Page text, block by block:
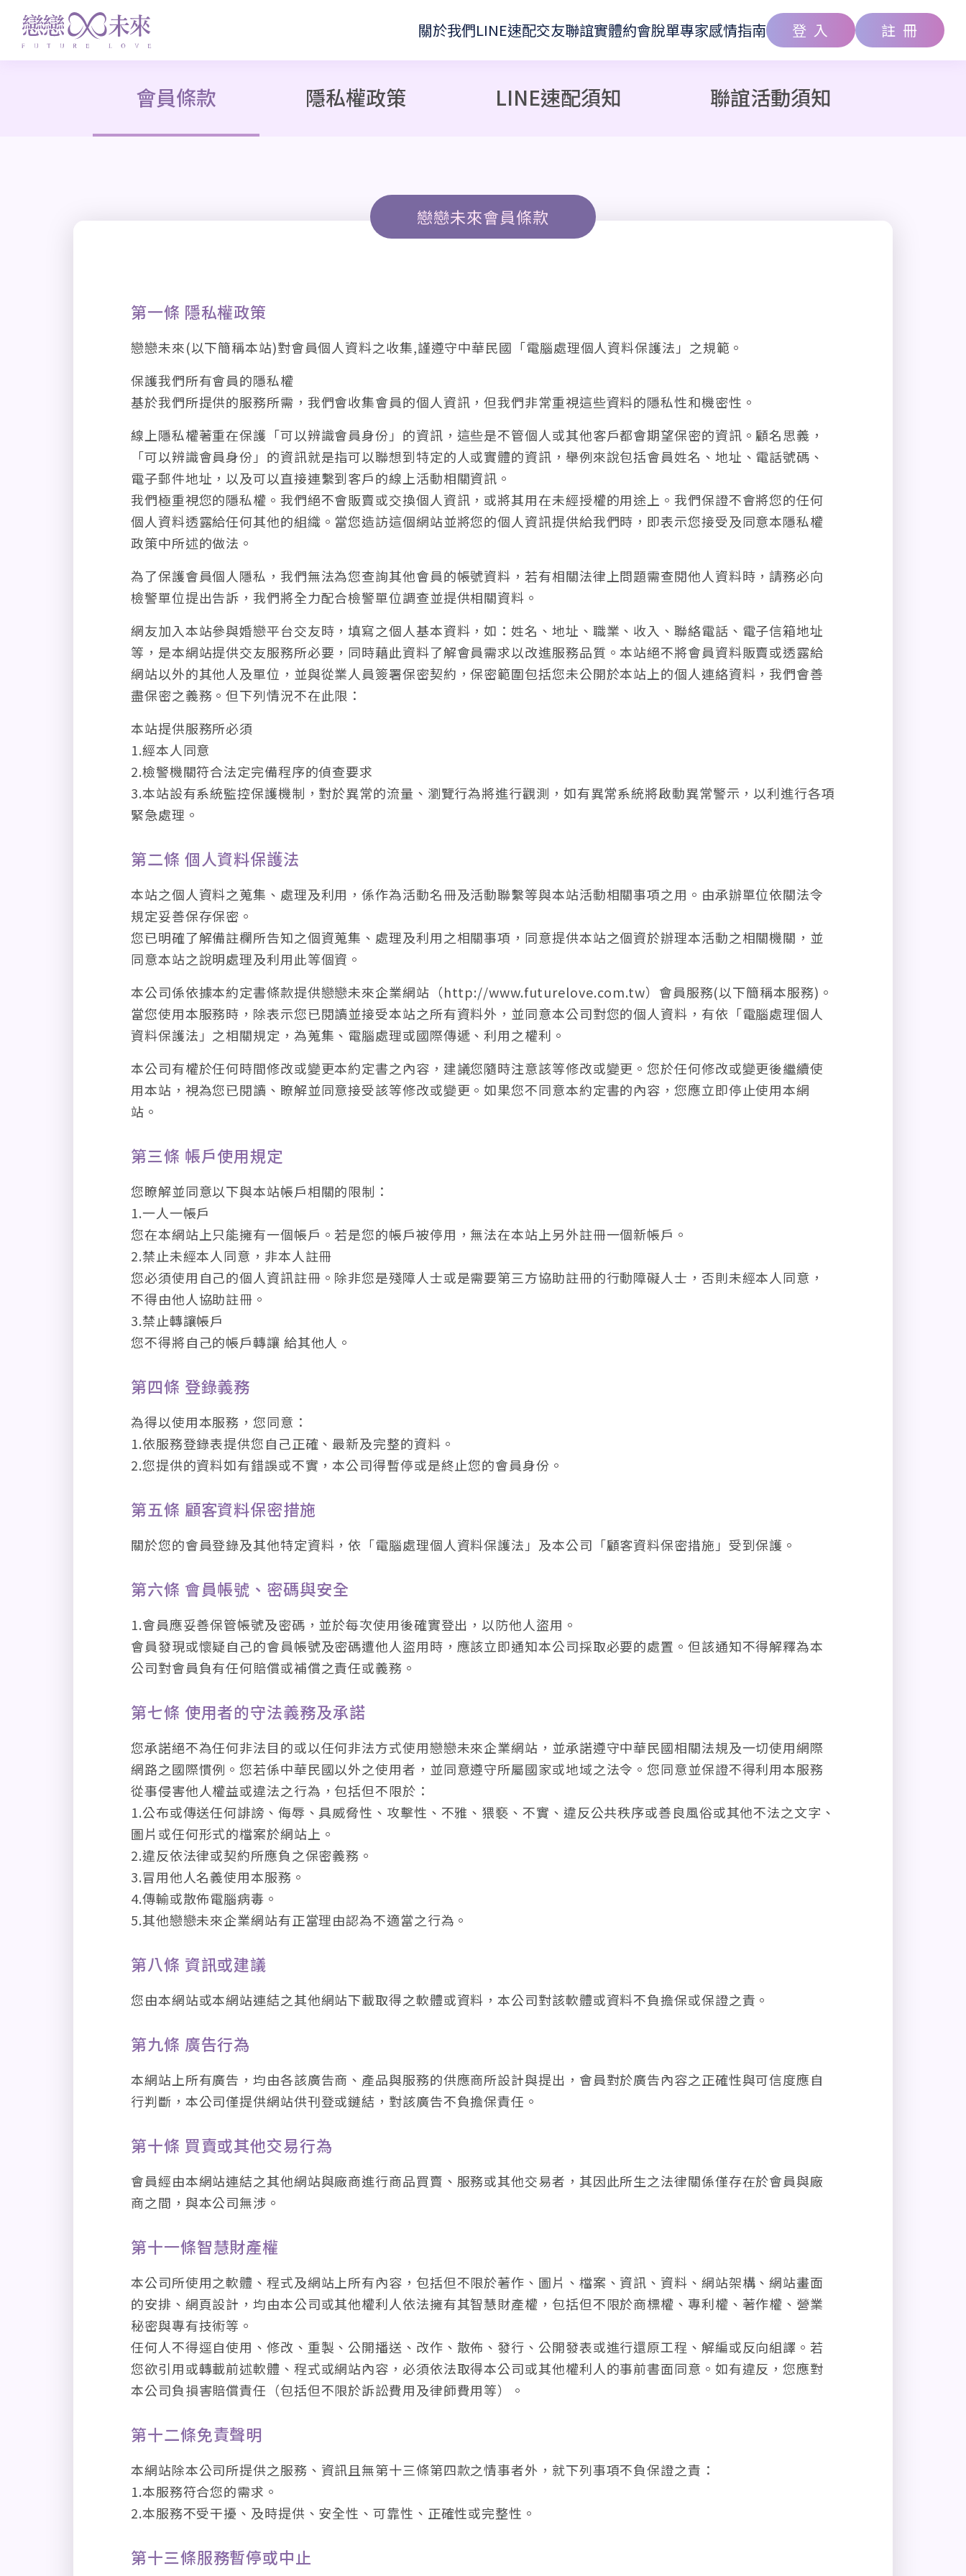
關於我們LINE速配交友聯誼實體約會脫單專家感情指南 登 入 註 冊
會員條款 隱私權政策 LINE速配須知 聯誼活動須知
戀戀未來會員條款
第一條 隱私權政策
戀戀未來(以下簡稱本站)對會員個人資料之收集,謹遵守中華民國「電腦處理個人資料保護法」之規範。
保護我們所有會員的隱私權
基於我們所提供的服務所需，我們會收集會員的個人資訊，但我們非常重視這些資料的隱私性和機密性。
線上隱私權著重在保護「可以辨識會員身份」的資訊，這些是不管個人或其他客戶都會期望保密的資訊。顧名思義，
「可以辨識會員身份」的資訊就是指可以聯想到特定的人或實體的資訊，舉例來說包括會員姓名、地址、電話號碼、
電子郵件地址，以及可以直接連繫到客戶的線上活動相關資訊。
我們極重視您的隱私權。我們絕不會販賣或交換個人資訊，或將其用在未經授權的用途上。我們保證不會將您的任何
個人資料透露給任何其他的組織。當您造訪這個網站並將您的個人資訊提供給我們時，即表示您接受及同意本隱私權
政策中所述的做法。
為了保護會員個人隱私，我們無法為您查詢其他會員的帳號資料，若有相關法律上問題需查閱他人資料時，請務必向
檢警單位提出告訴，我們將全力配合檢警單位調查並提供相關資料。
網友加入本站參與婚戀平台交友時，填寫之個人基本資料，如：姓名、地址、職業、收入、聯絡電話、電子信箱地址
等，是本網站提供交友服務所必要，同時藉此資料了解會員需求以改進服務品質。本站絕不將會員資料販賣或透露給
網站以外的其他人及單位，並與從業人員簽署保密契約，保密範圍包括您未公開於本站上的個人連絡資料，我們會善
盡保密之義務。但下列情況不在此限：
本站提供服務所必須
1.經本人同意
2.檢警機關符合法定完備程序的偵查要求
3.本站設有系統監控保護機制，對於異常的流量、瀏覽行為將進行觀測，如有異常系統將啟動異常警示，以利進行各項
緊急處理。
第二條 個人資料保護法
本站之個人資料之蒐集、處理及利用，係作為活動名冊及活動聯繫等與本站活動相關事項之用。由承辦單位依關法令
規定妥善保存保密。
您已明確了解備註欄所告知之個資蒐集、處理及利用之相關事項，同意提供本站之個資於辦理本活動之相關機關，並
同意本站之說明處理及利用此等個資。
本公司係依據本約定書條款提供戀戀未來企業網站（http://www.futurelove.com.tw）會員服務(以下簡稱本服務)。
當您使用本服務時，除表示您已閱讀並接受本站之所有資料外，並同意本公司對您的個人資料，有依「電腦處理個人
資料保護法」之相關規定，為蒐集、電腦處理或國際傳遞、利用之權利。
本公司有權於任何時間修改或變更本約定書之內容，建議您隨時注意該等修改或變更。您於任何修改或變更後繼續使
用本站，視為您已閱讀、瞭解並同意接受該等修改或變更。如果您不同意本約定書的內容，您應立即停止使用本網
站。
第三條 帳戶使用規定
您瞭解並同意以下與本站帳戶相關的限制：
1.一人一帳戶
您在本網站上只能擁有一個帳戶。若是您的帳戶被停用，無法在本站上另外註冊一個新帳戶。
2.禁止未經本人同意，非本人註冊
您必須使用自己的個人資訊註冊。除非您是殘障人士或是需要第三方協助註冊的行動障礙人士，否則未經本人同意，
不得由他人協助註冊。
3.禁止轉讓帳戶
您不得將自己的帳戶轉讓 給其他人。
第四條 登錄義務
為得以使用本服務，您同意：
1.依服務登錄表提供您自己正確、最新及完整的資料。
2.您提供的資料如有錯誤或不實，本公司得暫停或是終止您的會員身份。
第五條 顧客資料保密措施
關於您的會員登錄及其他特定資料，依「電腦處理個人資料保護法」及本公司「顧客資料保密措施」受到保護。
第六條 會員帳號、密碼與安全
1.會員應妥善保管帳號及密碼，並於每次使用後確實登出，以防他人盜用。
會員發現或懷疑自己的會員帳號及密碼遭他人盜用時，應該立即通知本公司採取必要的處置。但該通知不得解釋為本
公司對會員負有任何賠償或補償之責任或義務。
第七條 使用者的守法義務及承諾
您承諾絕不為任何非法目的或以任何非法方式使用戀戀未來企業網站，並承諾遵守中華民國相關法規及一切使用網際
網路之國際慣例。您若係中華民國以外之使用者，並同意遵守所屬國家或地域之法令。您同意並保證不得利用本服務
從事侵害他人權益或違法之行為，包括但不限於：
1.公布或傳送任何誹謗、侮辱、具威脅性、攻擊性、不雅、猥褻、不實、違反公共秩序或善良風俗或其他不法之文字、
圖片或任何形式的檔案於網站上。
2.違反依法律或契約所應負之保密義務。
3.冒用他人名義使用本服務。
4.傳輸或散佈電腦病毒。
5.其他戀戀未來企業網站有正當理由認為不適當之行為。
第八條 資訊或建議
您由本網站或本網站連結之其他網站下載取得之軟體或資料，本公司對該軟體或資料不負擔保或保證之責。
第九條 廣告行為
本網站上所有廣告，均由各該廣告商、產品與服務的供應商所設計與提出，會員對於廣告內容之正確性與可信度應自
行判斷，本公司僅提供網站供刊登或鏈結，對該廣告不負擔保責任。
第十條 買賣或其他交易行為
會員經由本網站連結之其他網站與廠商進行商品買賣、服務或其他交易者，其因此所生之法律關係僅存在於會員與廠
商之間，與本公司無涉。
第十一條智慧財產權
本公司所使用之軟體、程式及網站上所有內容，包括但不限於著作、圖片、檔案、資訊、資料、網站架構、網站畫面
的安排、網頁設計，均由本公司或其他權利人依法擁有其智慧財產權，包括但不限於商標權、專利權、著作權、營業
秘密與專有技術等。
任何人不得逕自使用、修改、重製、公開播送、改作、散佈、發行、公開發表或進行還原工程、解編或反向組譯。若
您欲引用或轉載前述軟體、程式或網站內容，必須依法取得本公司或其他權利人的事前書面同意。如有違反，您應對
本公司負損害賠償責任（包括但不限於訴訟費用及律師費用等）。
第十二條免責聲明
本網站除本公司所提供之服務、資訊且無第十三條第四款之情事者外，就下列事項不負保證之責：
1.本服務符合您的需求。
2.本服務不受干擾、及時提供、安全性、可靠性、正確性或完整性。
第十三條服務暫停或中止